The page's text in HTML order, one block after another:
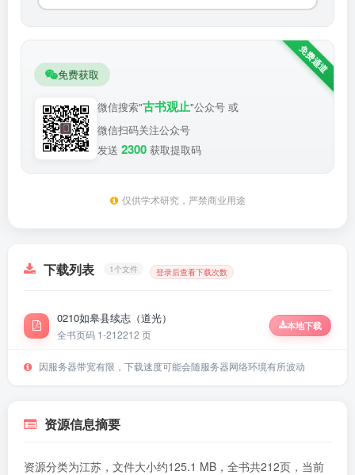
免费获取
微信搜索"古书观止"公众号 或
微信扫码关注公众号
发送 2300 获取提取码
仅供学术研究，严禁商业用途
下载列表 1个文件 登录后查看下载次数
0210如皋县续志（道光）
全书页码 1-212212 页
本地下载
因服务器带宽有限，下载速度可能会随服务器网络环境有所波动
资源信息摘要
资源分类为江苏，文件大小约125.1 MB，全书共212页，当前